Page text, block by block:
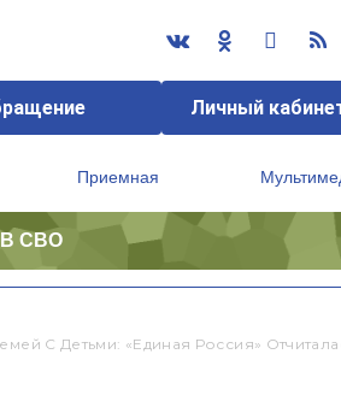
Личный
Приемная
СВО
С Детьми: «Единая Россия»